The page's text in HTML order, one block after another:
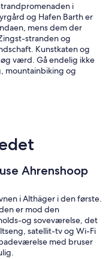
i
og Hafen Barth er
mens dem der
stranden og
Kunstkaten og
værd. Gå endelig ikke
mountainbiking og
Ahrenshoop
i Althäger i den første.
er mod den
og soveværelse, det
satellit-tv og Wi-Fi
med bruser